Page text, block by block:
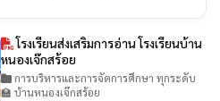
โรงเรียนส่งเสริมการอ่าน โรงเรียนบ้าน
หนองเจ๊กสร้อย
การบริหารและการจัดการศึกษา ทุกระดับ
🏫 บ้านหนองเจ๊กสร้อย